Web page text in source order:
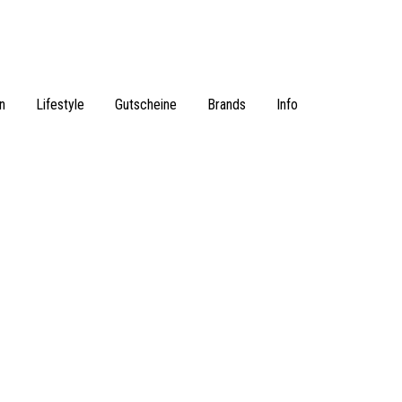
Lifestyle Gutscheine Brands Info